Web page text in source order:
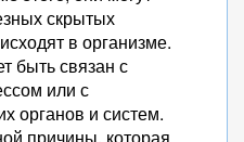
скрытых
в организме.
быть связан с
или с
органов и систем.